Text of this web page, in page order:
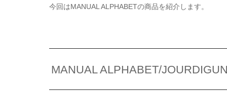
今回はMANUAL ALPHABETの商品を紹介します。
MANUAL ALPHABET/